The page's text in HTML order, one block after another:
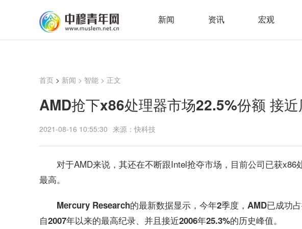
新闻 资讯 宏观
首页 > 新闻 > 智能 > 正文
AMD抢下x86处理器市场22.5%份额 接
2021-08-16 10:55:30 来源：快科技
对于AMD来说，其还在不断跟Intel抢夺市场，目前公司已获x86
最高。
Mercury Research的最新数据显示，今年2季度，AMD已成功
自2007年以来的最高纪录、并且接近2006年25.3%的历史峰值。